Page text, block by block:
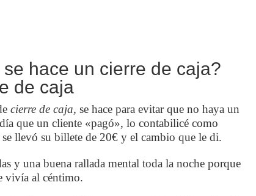
hace un cierre de caja?
de caja
cierre de caja, se hace para evitar que no haya un
que un cliente «pagó», lo contabilicé como
llevó su billete de 20€ y el cambio que le di.
y una buena rallada mental toda la noche porque
vivía al céntimo.